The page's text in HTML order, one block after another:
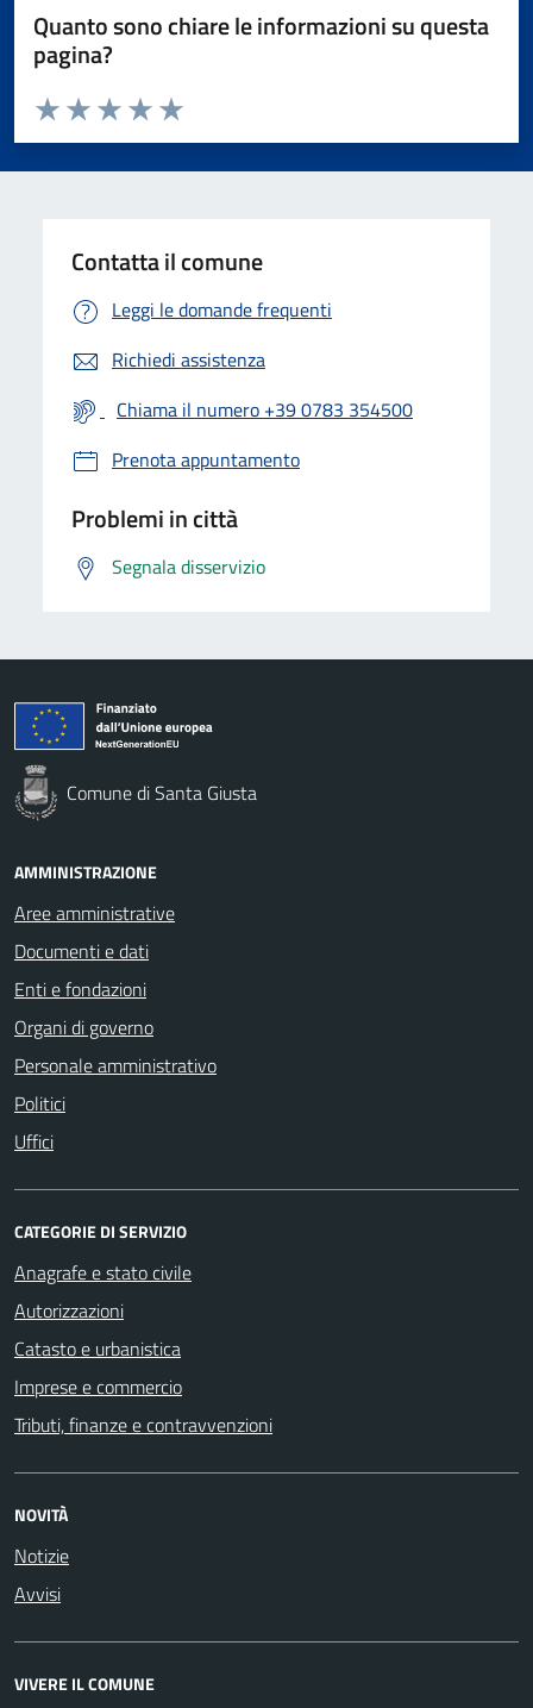
Quanto sono chiare le informazioni su questa
pagina?
Valuta da 1 a 5 stelle la pagina
Valuta 5 stelle su 5
Valuta 4 stelle su 5
Valuta 3 stelle su 5
Valuta 2 stelle su 5
Valuta 1 stelle su 5
Contatta il comune
Leggi le domande frequenti
Richiedi assistenza
Chiama il numero +39 0783 354500
Prenota appuntamento
Problemi in città
Segnala disservizio
Comune di Santa Giusta
AMMINISTRAZIONE
Aree amministrative
Documenti e dati
Enti e fondazioni
Organi di governo
Personale amministrativo
Politici
Uffici
CATEGORIE DI SERVIZIO
Anagrafe e stato civile
Autorizzazioni
Catasto e urbanistica
Imprese e commercio
Tributi, finanze e contravvenzioni
NOVITÀ
Notizie
Avvisi
VIVERE IL COMUNE